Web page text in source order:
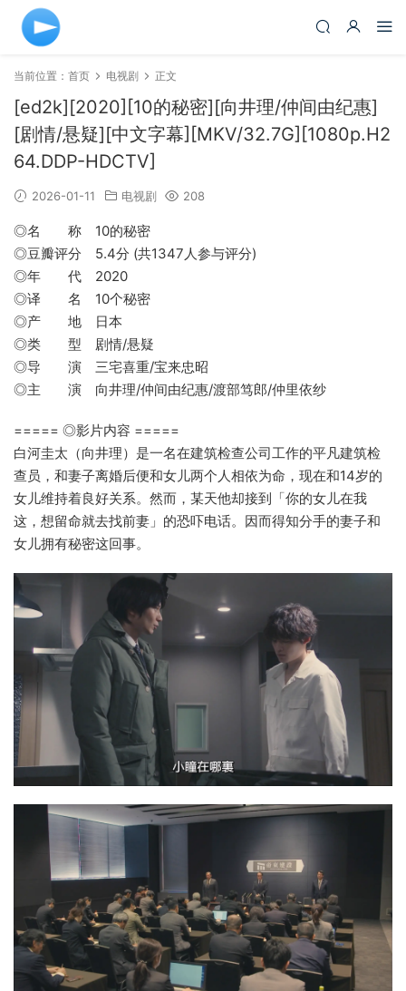
当前位置： 首页 电视剧 正文
[ed2k][2020][10的秘密][向井理/仲间由纪惠]
[剧情/悬疑][中文字幕][MKV/32.7G][1080p.H2
64.DDP-HDCTV]
2026-01-11 电视剧 208
◎名 称 10的秘密
◎豆瓣评分 5.4分 (共1347人参与评分)
◎年 代 2020
◎译 名 10个秘密
◎产 地 日本
◎类 型 剧情/悬疑
◎导 演 三宅喜重/宝来忠昭
◎主 演 向井理/仲间由纪惠/渡部笃郎/仲里依纱
===== ◎影片内容 =====
白河圭太（向井理）是一名在建筑检查公司工作的平凡建筑检
查员，和妻子离婚后便和女儿两个人相依为命，现在和14岁的
女儿维持着良好关系。然而，某天他却接到「你的女儿在我
这，想留命就去找前妻」的恐吓电话。因而得知分手的妻子和
女儿拥有秘密这回事。